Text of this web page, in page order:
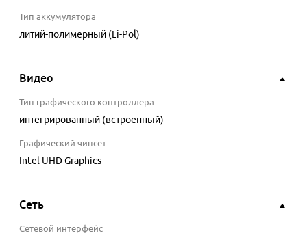
Тип аккумулятора
литий-полимерный (Li-Pol)
Видео
Тип графического контроллера
интегрированный (встроенный)
Графический чипсет
Intel UHD Graphics
Сеть
Сетевой интерфейс